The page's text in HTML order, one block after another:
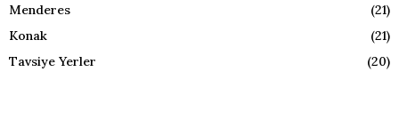
Menderes
(21)
Konak
(21)
Tavsiye Yerler
(20)